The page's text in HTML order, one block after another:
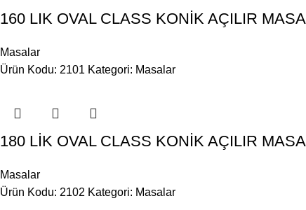
160 LIK OVAL CLASS KONİK AÇILIR MASA
Masalar
Ürün Kodu: 2101 Kategori: Masalar
180 LİK OVAL CLASS KONİK AÇILIR MASA
Masalar
Ürün Kodu: 2102 Kategori: Masalar